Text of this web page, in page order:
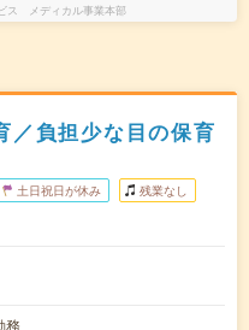
ス メディカル事業本部
／負担少な目の保育
土日祝日が休み 残業なし
務